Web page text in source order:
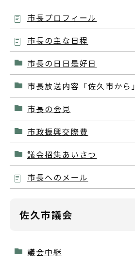
市長プロフィール
市長の主な日程
市長の日日是好日
市長放送内容「佐久市から」
市長の会見
市政振興交際費
議会招集あいさつ
市長へのメール
佐久市議会
議会中継